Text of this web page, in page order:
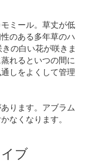
ミール。草丈が低
のある多年草のハ
の白い花が咲きま
れるといつの間に
しをよくして管理
ります。アブラム
なくなります。
ブ